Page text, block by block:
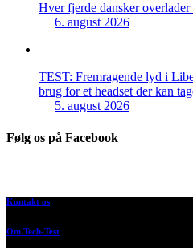
Hver fjerde dansker
6. august 2026
TEST: Fremragende lyd i
brug for et headset der kan
5. august 2026
Følg os på Facebook
Kontakt os
Om Tech-Test